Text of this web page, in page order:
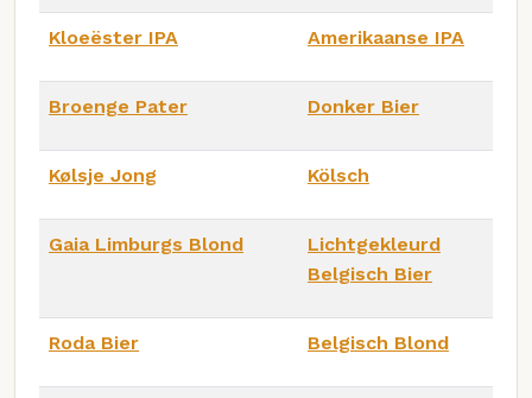
Kloeëster IPA Amerikaanse IPA
Broenge Pater Donker Bier
Kølsje Jong Kölsch
Gaia Limburgs Blond
Lichtgekleurd
Belgisch Bier
Roda Bier Belgisch Blond